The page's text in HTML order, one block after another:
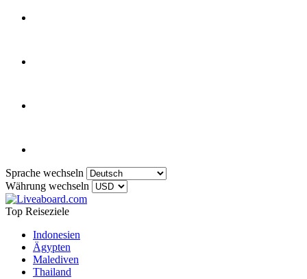
Sprache wechseln
Währung wechseln
Top Reiseziele
Indonesien
Ägypten
Malediven
Thailand